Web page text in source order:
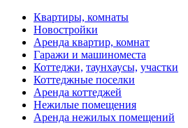
Квартиры, комнаты
Новостройки
Аренда квартир, комнат
Гаражи и машиноместа
Коттеджи, таунхаусы, участки
Коттеджные поселки
Аренда коттеджей
Нежилые помещения
Аренда нежилых помещений